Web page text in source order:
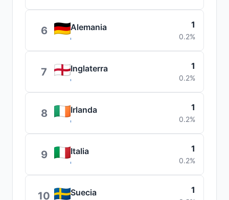
6 Alemania 1
0.2%
7 Inglaterra 1
0.2%
8 Irlanda 1
0.2%
9 Italia 1
0.2%
10 Suecia 1